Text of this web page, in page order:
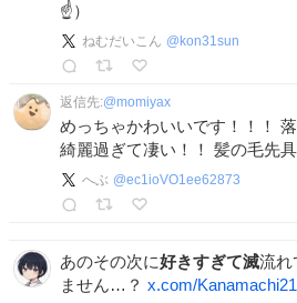
☝）
ねむだいこん @ kon31sun
返信先:@momiyax
めっちゃかわいいです！！！
綺麗過ぎて凄い！！ 髪の毛先
へぶ @ec1ioVO1ee62873
あのその次に好きすぎて滅流れ
ません…？ x.com/